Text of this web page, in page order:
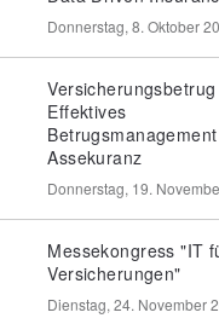
Donnerstag, 8. Oktober
Effektives
Assekuranz
Donnerstag, 19.
Messekongress "IT
Versicherungen"
Dienstag, 24. November